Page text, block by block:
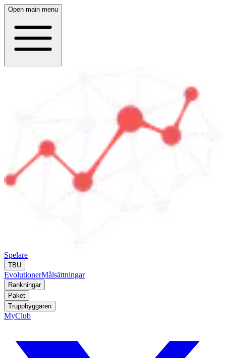
Open main menu
Spelare
TBU
EvolutionerMålsättningar
Rankningar
Paket
Truppbyggaren
MyClub